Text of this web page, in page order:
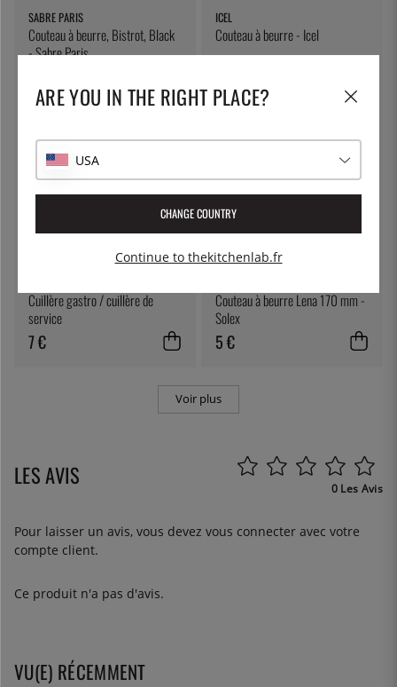
SABRE PARIS
Couteau à beurre, Bistrot, Black
- Sabre Paris
ICEL
Couteau à beurre - Icel
Cuillère gastro / cuillère de
service
7 €
Couteau à beurre Lena 170 mm -
Solex
5 €
Voir plus
LES AVIS 0 Les Avis
Pour laisser un avis, vous devez vous connecter avec votre
compte client.
Ce produit n'a pas d'avis.
VU(E) RÉCEMMENT
ARE YOU IN THE RIGHT PLACE?
USA
CHANGE COUNTRY
Continue to thekitchenlab.fr